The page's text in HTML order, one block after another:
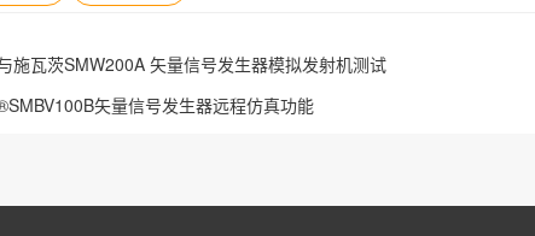
施瓦茨SMW200A 矢量信号发生器模拟发射机测试
矢量信号发生器远程仿真功能